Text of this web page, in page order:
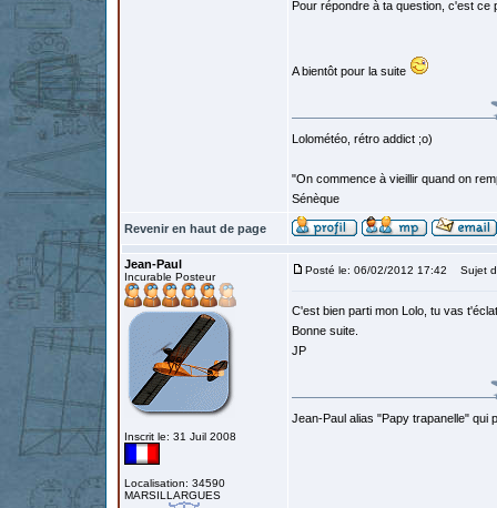
Pour répondre à ta question, c'est
A bientôt pour la suite
Lolométéo, rétro addict ;o)
"On commence à vieillir quand on
Sénèque
Revenir en haut de page
Jean-Paul
Incurable Posteur
Inscrit le: 31 Juil 2008
Localisation: 34590
MARSILLARGUES
Posté le: 06/02/2012 17:42 Sujet
C'est bien parti mon Lolo, tu vas
Bonne suite.
JP
Jean-Paul alias "Papy trapanelle" qui